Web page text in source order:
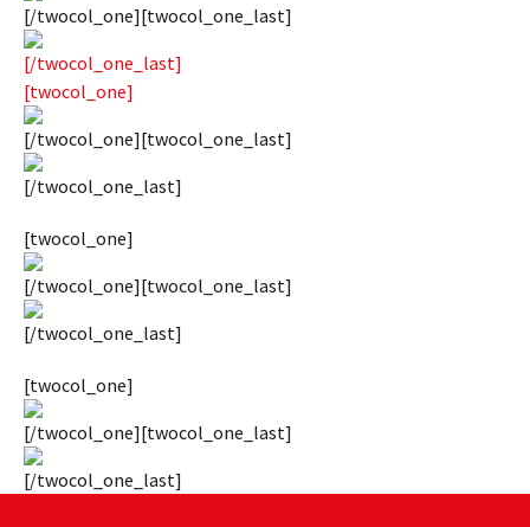
[/twocol_one][twocol_one_last]
[/twocol_one_last]
[twocol_one]
[/twocol_one][twocol_one_last]
[/twocol_one_last]
[twocol_one]
[/twocol_one][twocol_one_last]
[/twocol_one_last]
[twocol_one]
[/twocol_one][twocol_one_last]
[/twocol_one_last]